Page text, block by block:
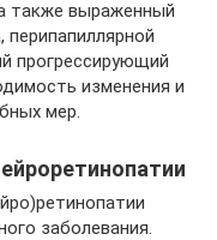
также выраженный
перипапиллярной
прогрессирующий
изменения и
мер.
заболевания.